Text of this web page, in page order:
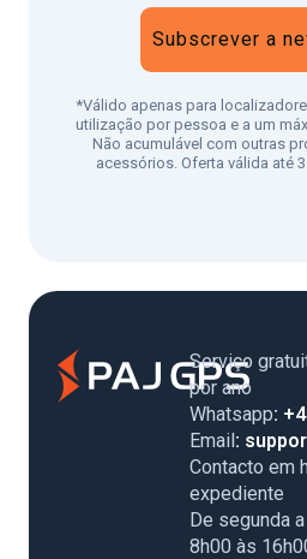
Subscrever a
*Válido apenas para
utilização por pessoa e a um
Não acumulável com outras
acessórios. Oferta válida até
Serviço
por ano
Whatsapp:
Email:
Contacto em
expediente
De segunda
8h00 às